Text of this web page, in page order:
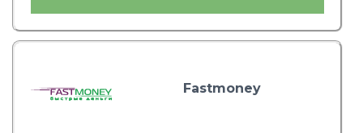
Fastmoney